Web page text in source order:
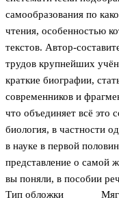
самообразования по
чтения, особенностью
текстов. Автор-
трудов крупнейших
краткие биографии,
современников и
что объединяет всё это
биология, в частности
в науке в первой
представление о самой
вы поняли, в пособии
Тип обложки